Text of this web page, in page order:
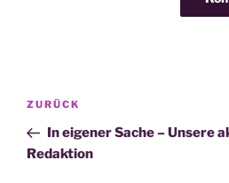
Beitragsnavigation
Vorheriger
Beitrag
ZURÜCK
In eigener Sache – Unsere
Redaktion